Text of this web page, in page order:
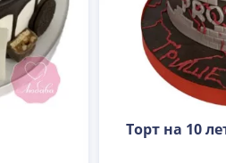
Торт на 10